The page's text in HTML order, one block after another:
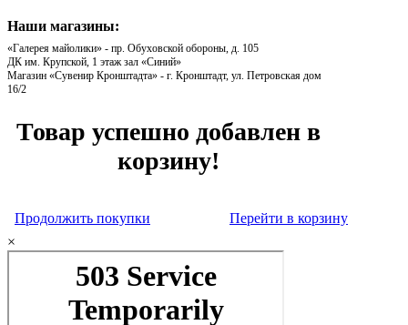
Наши магазины:
«Галерея майолики» - пр. Обуховской обороны, д. 105
ДК им. Крупской, 1 этаж зал «Синий»
Магазин «Сувенир Кронштадта» - г. Кронштадт, ул. Петровская дом
16/2
Товар успешно добавлен в
корзину!
Продолжить покупки
Перейти в корзину
×